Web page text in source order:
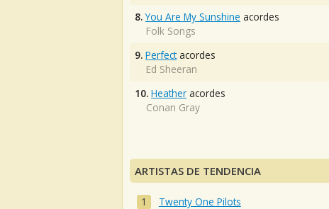
8. You Are My Sunshine acordes
Folk Songs
9. Perfectacordes
Ed Sheeran
10. Heather acordes
Conan Gray
ARTISTAS DE TENDENCIA
Twenty One Pilots